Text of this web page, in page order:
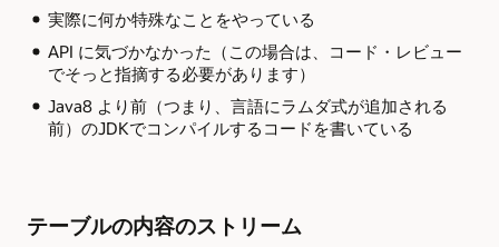
実際に何か特殊なことをやっている
API に気づかなかった（この場合は、コード・レビュー
でそっと指摘する必要があります）
Java8 より前（つまり、言語にラムダ式が追加される
前）のJDKでコンパイルするコードを書いている
テーブルの内容のストリーム